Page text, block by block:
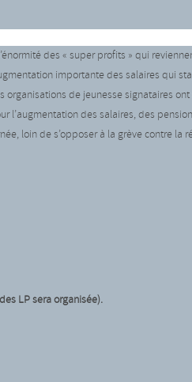
des « super profits » qui
importante des salaires qui
organisations de jeunesse signataires
l’augmentation des salaires, des
loin de s’opposer à la grève contre la
LP sera organisée).